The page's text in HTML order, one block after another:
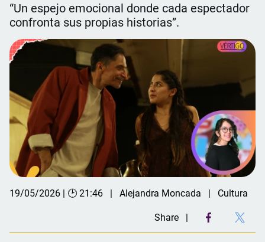
“Un espejo emocional donde cada espectador
confronta sus propias historias”.
19/05/2026 | 🕑 21:46 Alejandra Moncada Cultura
Share